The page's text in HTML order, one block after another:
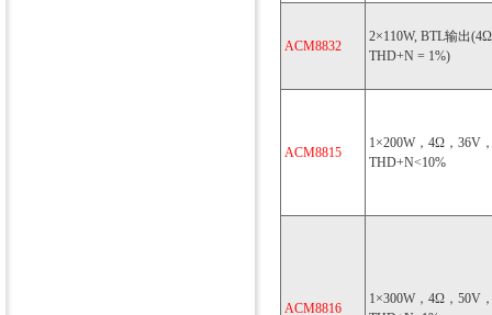
ACM8832
2×110W, BTL输出
THD+N = 1%)
ACM8815
1×200W，4Ω，36V
THD+N<10%
ACM8816
1×300W，4Ω，50V